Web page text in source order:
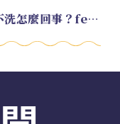
EP.213 川普大攪局：袋鼠市上沖下洗怎麼回事？feat. Alvin